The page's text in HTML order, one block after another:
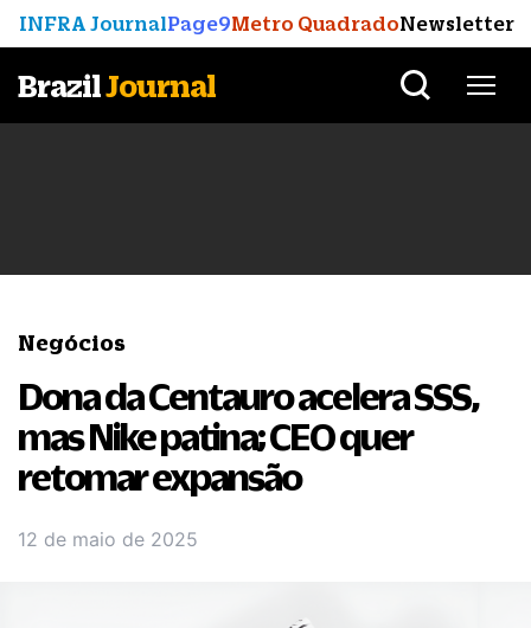
INFRA JournalPage9Metro QuadradoNewsletter
BrazilJournal
Negócios
Dona da Centauro acelera SSS,
mas Nike patina; CEO quer
retomar expansão
12 de maio de 2025